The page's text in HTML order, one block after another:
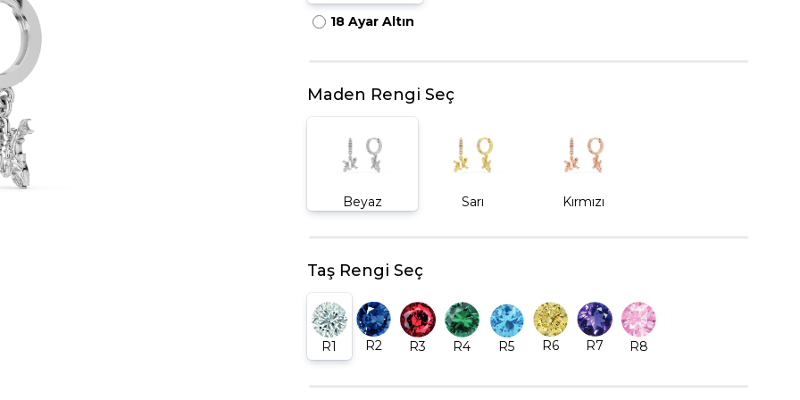
18 Ayar Altın
Maden Rengi Seç
Beyaz Sarı Kırmızı
Taş Rengi Seç
R1 R2 R3 R4 R5 R6 R7 R8